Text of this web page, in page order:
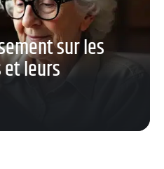
sur les
et leurs